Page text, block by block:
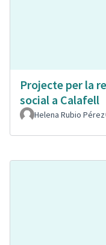
Projecte per la
social a Calafell
Helena Rubio Pérez